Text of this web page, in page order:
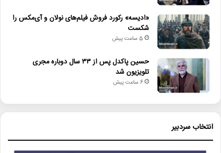
«ادیسه» رکورد فروش فیلم‌های نولان و آی‌مکس را
شکست
5 ساعت پیش
حسین پاکدل پس از ۳۳ سال دوباره مجری
تلویزیون شد
6 ساعت پیش
انتخاب سردبیر